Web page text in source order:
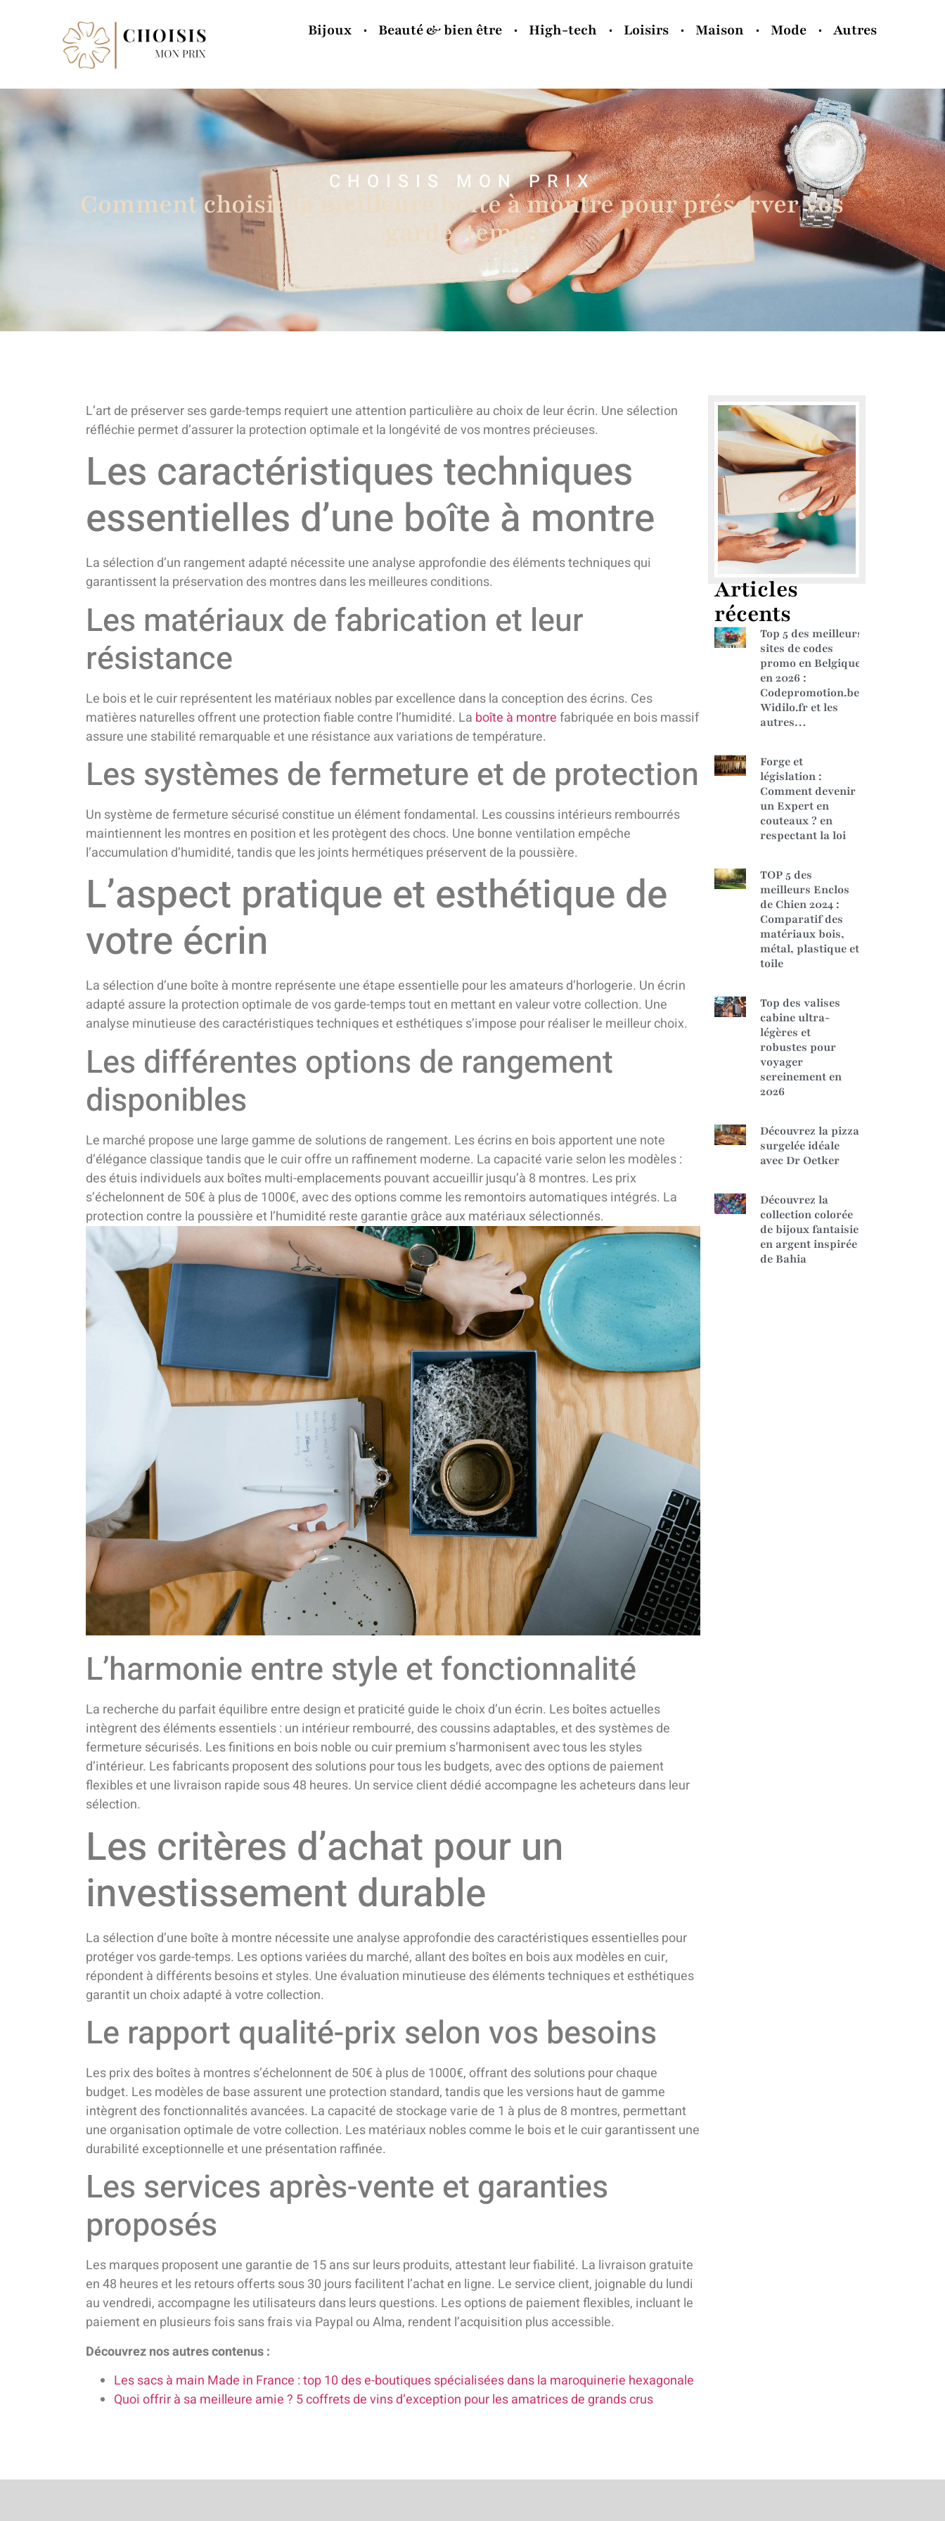
Bijoux Beauté & bien être High-tech Loisirs Maison Mode Autres
CHOISIS MON PRIX
Comment choisir la meilleure boîte à montre pour préserver vos
garde-temps
L’art de préserver ses garde-temps requiert une attention particulière au choix de leur écrin. Une sélection
réfléchie permet d’assurer la protection optimale et la longévité de vos montres précieuses.
Les caractéristiques techniques
essentielles d’une boîte à montre
La sélection d’un rangement adapté nécessite une analyse approfondie des éléments techniques qui
garantissent la préservation des montres dans les meilleures conditions.
Les matériaux de fabrication et leur
résistance
Le bois et le cuir représentent les matériaux nobles par excellence dans la conception des écrins. Ces
matières naturelles offrent une protection fiable contre l’humidité. La boîte à montrefabriquée en bois massif
assure une stabilité remarquable et une résistance aux variations de température.
Les systèmes de fermeture et de protection
Un système de fermeture sécurisé constitue un élément fondamental. Les coussins intérieurs rembourrés
maintiennent les montres en position et les protègent des chocs. Une bonne ventilation empêche
l’accumulation d’humidité, tandis que les joints hermétiques préservent de la poussière.
L’aspect pratique et esthétique de
votre écrin
La sélection d’une boîte à montre représente une étape essentielle pour les amateurs d’horlogerie. Un écrin
adapté assure la protection optimale de vos garde-temps tout en mettant en valeur votre collection. Une
analyse minutieuse des caractéristiques techniques et esthétiques s’impose pour réaliser le meilleur choix.
Les différentes options de rangement
disponibles
Le marché propose une large gamme de solutions de rangement. Les écrins en bois apportent une note
d’élégance classique tandis que le cuir offre un raffinement moderne. La capacité varie selon les modèles :
des étuis individuels aux boîtes multi-emplacements pouvant accueillir jusqu’à 8 montres. Les prix
s’échelonnent de 50€ à plus de 1000€, avec des options comme les remontoirs automatiques intégrés. La
protection contre la poussière et l’humidité reste garantie grâce aux matériaux sélectionnés.
L’harmonie entre style et fonctionnalité
La recherche du parfait équilibre entre design et praticité guide le choix d’un écrin. Les boîtes actuelles
intègrent des éléments essentiels : un intérieur rembourré, des coussins adaptables, et des systèmes de
fermeture sécurisés. Les finitions en bois noble ou cuir premium s’harmonisent avec tous les styles
d’intérieur. Les fabricants proposent des solutions pour tous les budgets, avec des options de paiement
flexibles et une livraison rapide sous 48 heures. Un service client dédié accompagne les acheteurs dans leur
sélection.
Les critères d’achat pour un
investissement durable
La sélection d’une boîte à montre nécessite une analyse approfondie des caractéristiques essentielles pour
protéger vos garde-temps. Les options variées du marché, allant des boîtes en bois aux modèles en cuir,
répondent à différents besoins et styles. Une évaluation minutieuse des éléments techniques et esthétiques
garantit un choix adapté à votre collection.
Le rapport qualité-prix selon vos besoins
Les prix des boîtes à montres s’échelonnent de 50€ à plus de 1000€, offrant des solutions pour chaque
budget. Les modèles de base assurent une protection standard, tandis que les versions haut de gamme
intègrent des fonctionnalités avancées. La capacité de stockage varie de 1 à plus de 8 montres, permettant
une organisation optimale de votre collection. Les matériaux nobles comme le bois et le cuir garantissent une
durabilité exceptionnelle et une présentation raffinée.
Les services après-vente et garanties
proposés
Les marques proposent une garantie de 15 ans sur leurs produits, attestant leur fiabilité. La livraison gratuite
en 48 heures et les retours offerts sous 30 jours facilitent l’achat en ligne. Le service client, joignable du lundi
au vendredi, accompagne les utilisateurs dans leurs questions. Les options de paiement flexibles, incluant le
paiement en plusieurs fois sans frais via Paypal ou Alma, rendent l’acquisition plus accessible.
Découvrez nos autres contenus :
Les sacs à main Made in France : top 10 des e-boutiques spécialisées dans la maroquinerie hexagonale
Quoi offrir à sa meilleure amie ? 5 coffrets de vins d’exception pour les amatrices de grands crus
Articles
récents
Top 5 des meilleurs
sites de codes
promo en Belgique
en 2026 :
Codepromotion.be,
Widilo.fr et les
autres…
Forge et
législation :
Comment devenir
un Expert en
couteaux ? en
respectant la loi
TOP 5 des
meilleurs Enclos
de Chien 2024 :
Comparatif des
matériaux bois,
métal, plastique et
toile
Top des valises
cabine ultra-
légères et
robustes pour
voyager
sereinement en
2026
Découvrez la pizza
surgelée idéale
avec Dr Oetker
Découvrez la
collection colorée
de bijoux fantaisie
en argent inspirée
de Bahia